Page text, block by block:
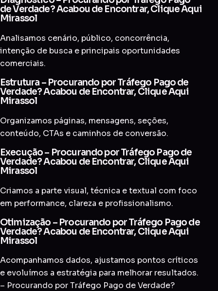
de Verdade? Acabou de Encontrar, Clique Aqui
Mirassol
Analisamos cenário, público, concorrência,
intenção de busca e principais oportunidades
comerciais.
Estrutura – Procurando por Tráfego Pago de
Verdade? Acabou de Encontrar, Clique Aqui
Mirassol
Organizamos páginas, mensagens, seções,
conteúdo, CTAs e caminhos de conversão.
Execução – Procurando por Tráfego Pago de
Verdade? Acabou de Encontrar, Clique Aqui
Mirassol
Criamos a parte visual, técnica e textual com foco
em performance, clareza e profissionalismo.
Otimização – Procurando por Tráfego Pago de
Verdade? Acabou de Encontrar, Clique Aqui
Mirassol
Acompanhamos dados, ajustamos pontos críticos
e evoluímos a estratégia para melhorar resultados.
– Procurando por Tráfego Pago de Verdade?